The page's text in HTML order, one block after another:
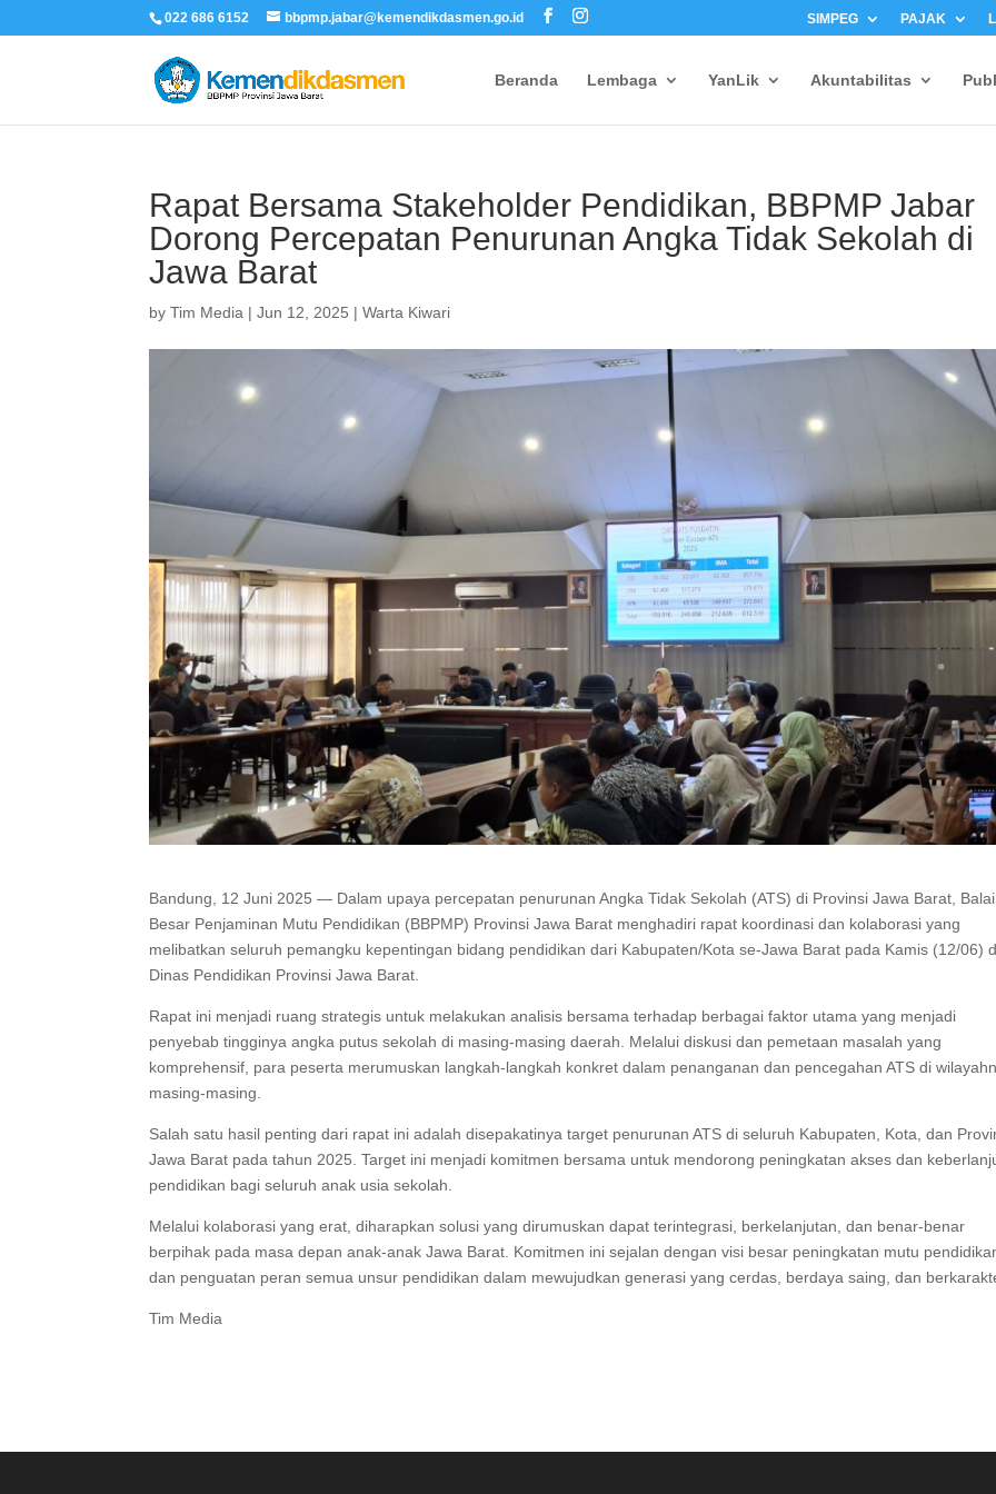
022 686 6152 bbpmp.jabar@kemendikdasmen.go.id SIMPEG PAJAK
Beranda Lembaga YanLik Akuntabilitas
Rapat Bersama Stakeholder Pendidikan, BBPMP Jabar
Dorong Percepatan Penurunan Angka Tidak Sekolah di
Jawa Barat
byTim Media |Jun 12, 2025 |Warta Kiwari
Bandung, 12 Juni 2025 — Dalam upaya percepatan penurunan Angka Tidak Sekolah (ATS) di Provinsi Jawa Barat, Balai
Besar Penjaminan Mutu Pendidikan (BBPMP) Provinsi Jawa Barat menghadiri rapat koordinasi dan kolaborasi yang
melibatkan seluruh pemangku kepentingan bidang pendidikan dari Kabupaten/Kota se-Jawa Barat pada Kamis (12/06)
Dinas Pendidikan Provinsi Jawa Barat.
Rapat ini menjadi ruang strategis untuk melakukan analisis bersama terhadap berbagai faktor utama yang menjadi
penyebab tingginya angka putus sekolah di masing-masing daerah. Melalui diskusi dan pemetaan masalah yang
komprehensif, para peserta merumuskan langkah-langkah konkret dalam penanganan dan pencegahan ATS di
masing-masing.
Salah satu hasil penting dari rapat ini adalah disepakatinya target penurunan ATS di seluruh Kabupaten, Kota, dan
Jawa Barat pada tahun 2025. Target ini menjadi komitmen bersama untuk mendorong peningkatan akses dan
pendidikan bagi seluruh anak usia sekolah.
Melalui kolaborasi yang erat, diharapkan solusi yang dirumuskan dapat terintegrasi, berkelanjutan, dan benar-benar
berpihak pada masa depan anak-anak Jawa Barat. Komitmen ini sejalan dengan visi besar peningkatan mutu
dan penguatan peran semua unsur pendidikan dalam mewujudkan generasi yang cerdas, berdaya saing, dan
Tim Media